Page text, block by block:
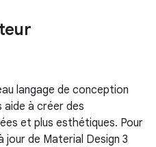
langage de conception
aide à créer des
et plus esthétiques. Pour
jour de Material Design 3